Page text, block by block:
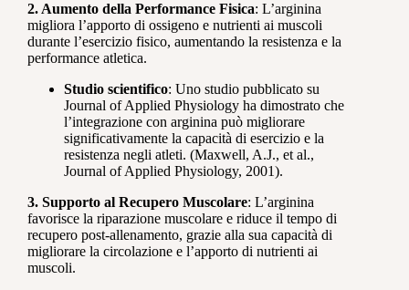
2. Aumento della Performance Fisica: L’arginina
migliora l’apporto di ossigeno e nutrienti ai muscoli
durante l’esercizio fisico, aumentando la resistenza e la
performance atletica.
Studio scientifico: Uno studio pubblicato su
Journal of Applied Physiology ha dimostrato che
l’integrazione con arginina può migliorare
significativamente la capacità di esercizio e la
resistenza negli atleti. (Maxwell, A.J., et al.,
Journal of Applied Physiology, 2001).
3. Supporto al Recupero Muscolare: L’arginina
favorisce la riparazione muscolare e riduce il tempo di
recupero post-allenamento, grazie alla sua capacità di
migliorare la circolazione e l’apporto di nutrienti ai
muscoli.